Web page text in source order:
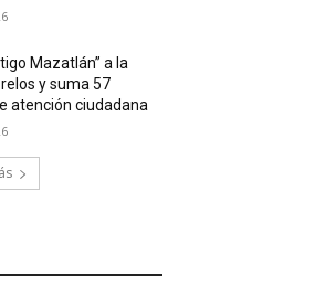
Mazatlán” a la
y suma 57
atención ciudadana